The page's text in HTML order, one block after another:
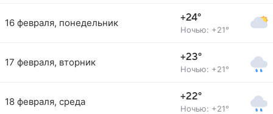
16 февраля, понедельник +24°
Ночью: +21°
17 февраля, вторник +23°
Ночью: +21°
18 февраля, среда +22°
Ночью: +21°